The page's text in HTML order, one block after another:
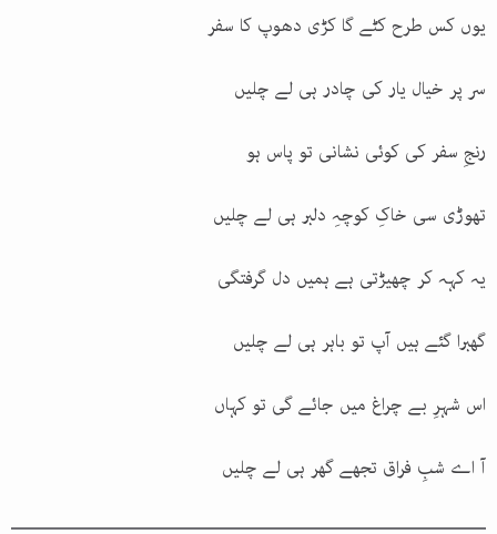
یوں کس طرح کٹے گا کڑی دھوپ کا سفر
سر پر خیال یار کی چادر ہی لے چلیں
رنجِ سفر کی کوئی نشانی تو پاس ہو
تھوڑی سی خاکِ کوچہِ دلبر ہی لے چلیں
یہ کہہ کر چھیڑتی ہے ہمیں دل گرفتگی
گھبرا گئے ہیں آپ تو باہر ہی لے چلیں
اس شہرِ بے چراغ میں جائے گی تو کہاں
آ اے شبِ فراق تجھے گھر ہی لے چلیں